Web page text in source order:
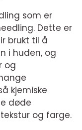
som er
Dette er
brukt til å
i huden, og
og
kjemiske
døde
og farge.